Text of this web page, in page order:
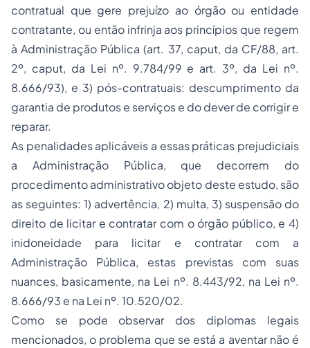
contratual que gere prejuízo ao órgão ou entidade
contratante, ou então infrinja aos princípios que regem
à Administração Pública (art. 37, caput, da CF/88, art.
2º, caput, da Lei nº. 9.784/99 e art. 3º, da Lei nº.
8.666/93), e 3) pós-contratuais: descumprimento da
garantia de produtos e serviços e do dever de corrigir e
reparar.
As penalidades aplicáveis a essas práticas prejudiciais
a Administração Pública, que decorrem do
procedimento administrativo objeto deste estudo, são
as seguintes: 1) advertência, 2) multa, 3) suspensão do
direito de licitar e contratar com o órgão público, e 4)
inidoneidade para licitar e contratar com a
Administração Pública, estas previstas com suas
nuances, basicamente, na Lei nº. 8.443/92, na Lei nº.
8.666/93 e na Lei nº. 10.520/02.
Como se pode observar dos diplomas legais
mencionados, o problema que se está a aventar não é